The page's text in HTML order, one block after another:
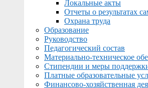
Локальные акты
Отчеты о результатах
Охрана труда
Образование
Руководство
Педагогический состав
Материально-техническое
Стипендии и меры
Платные образовательные
Финансово-хозяйственная